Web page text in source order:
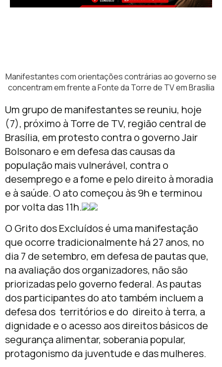
Manifestantes com orientações contrárias ao governo se
concentram em frente a Fonte da Torre de TV em Brasília
Um grupo de manifestantes se reuniu, hoje
(7), próximo à Torre de TV, região central de
Brasília, em protesto contra o governo Jair
Bolsonaro e em defesa das causas da
população mais vulnerável, contra o
desemprego e a fome e pelo direito à moradia
e à saúde. O ato começou às 9h e terminou
por volta das 11h.
O Grito dos Excluídos é uma manifestação
que ocorre tradicionalmente há 27 anos, no
dia 7 de setembro, em defesa de pautas que,
na avaliação dos organizadores, não são
priorizadas pelo governo federal. As pautas
dos participantes do ato também incluem a
defesa dos territórios e do direito à terra, a
dignidade e o acesso aos direitos básicos de
segurança alimentar, soberania popular,
protagonismo da juventude e das mulheres.